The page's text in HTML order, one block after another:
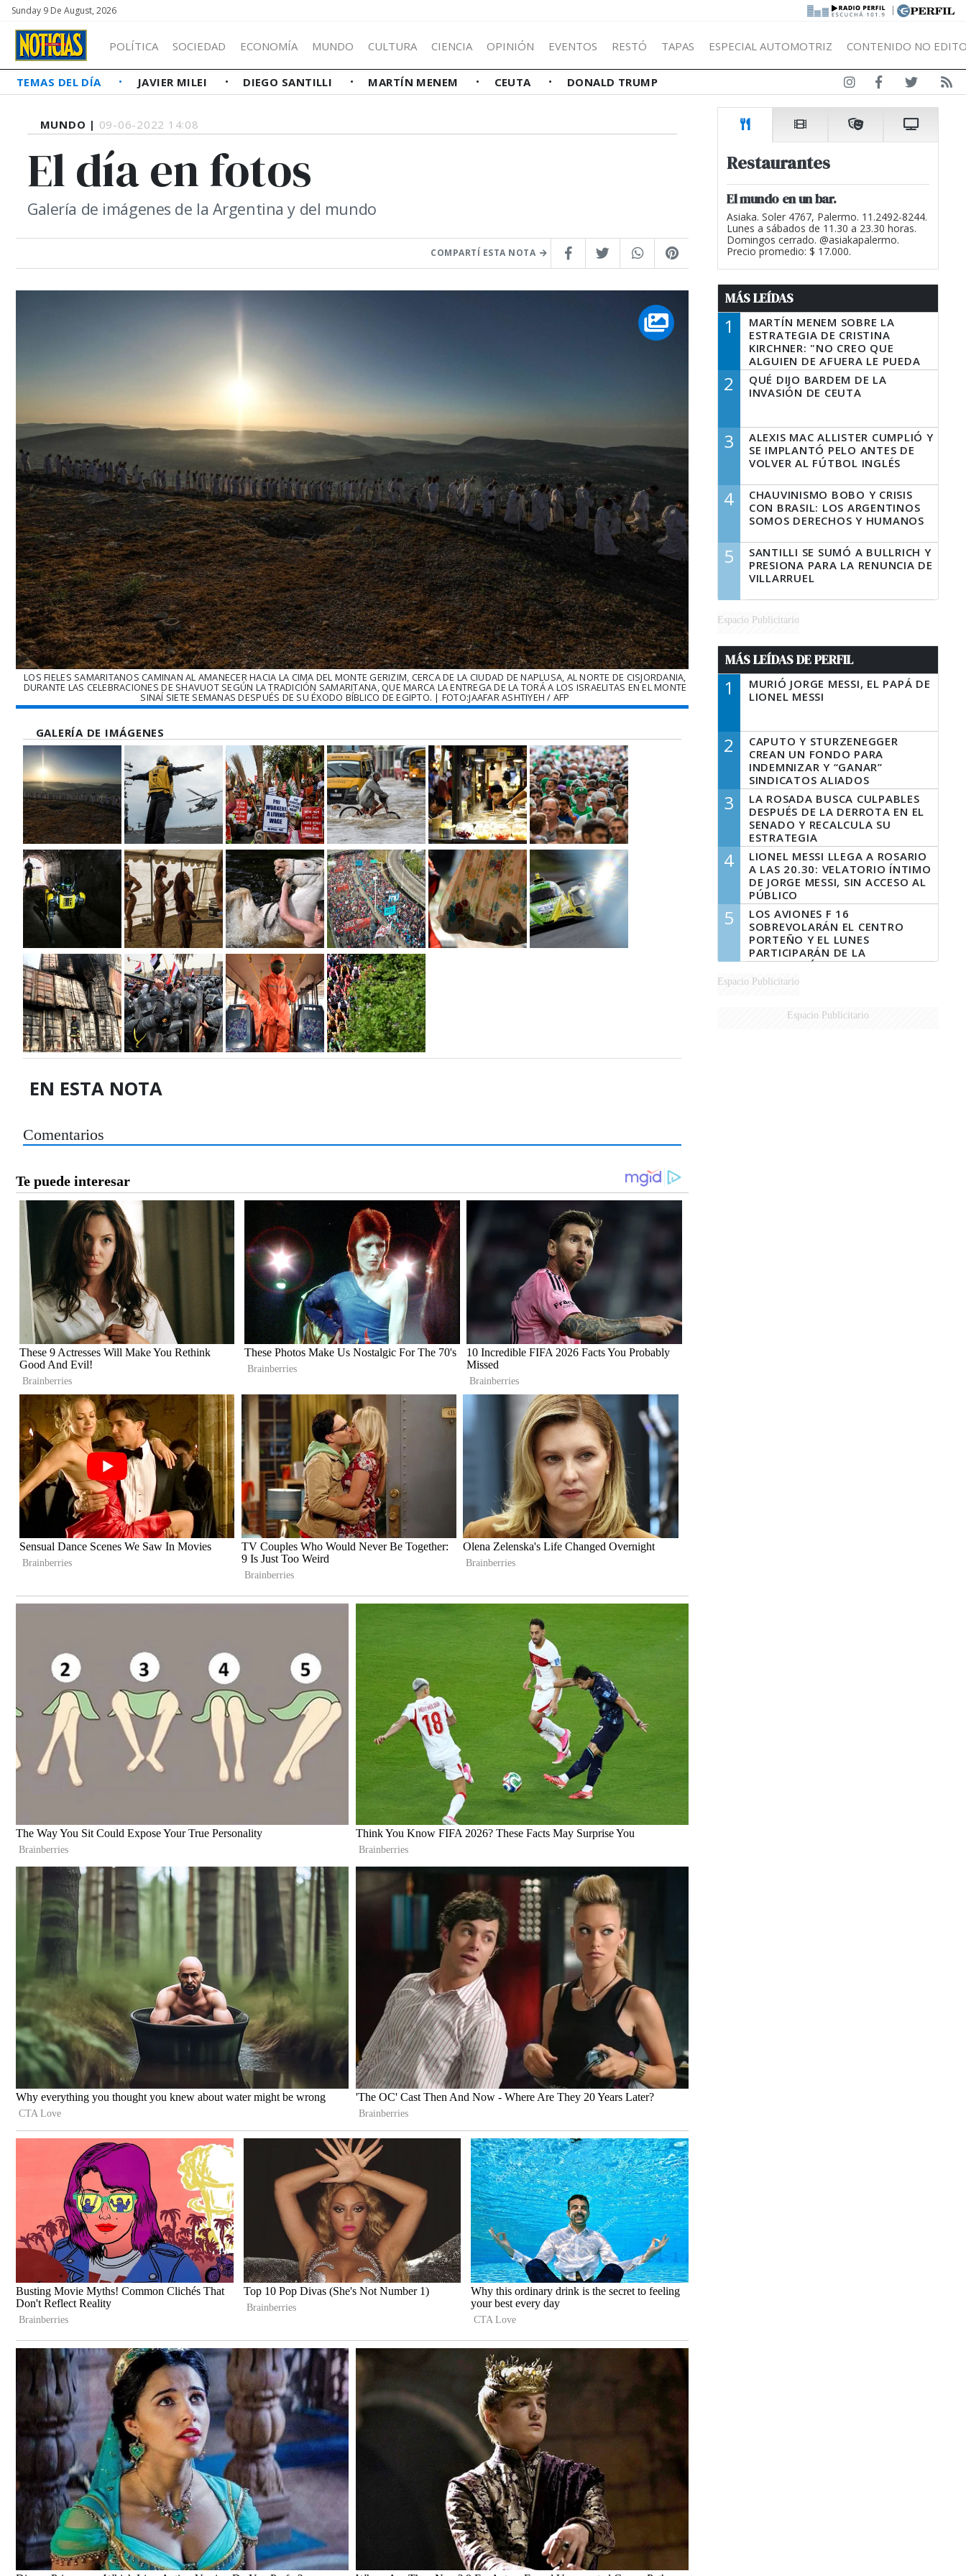
Sunday 9 De August, 2026 |
POLÍTICA SOCIEDAD ECONOMÍA MUNDO CULTURA CIENCIA OPINIÓN EVENTOS RESTÓ TAPAS ESPECIAL AUTOMOTRIZ CONTENIDO NO
TEMAS DEL DÍA JAVIER MILEI DIEGO SANTILLI MARTÍN MENEM CEUTA DONALD TRUMP
MUNDO | 09-06-2022 14:08
El día en fotos
Galería de imágenes de la Argentina y del mundo
COMPARTÍ ESTA NOTA
LOS FIELES SAMARITANOS CAMINAN AL AMANECER HACIA LA CIMA DEL MONTE GERIZIM, CERCA DE LA CIUDAD DE NAPLUSA, AL NORTE DE CISJORDANIA,
DURANTE LAS CELEBRACIONES DE SHAVUOT SEGÚN LA TRADICIÓN SAMARITANA, QUE MARCA LA ENTREGA DE LA TORÁ A LOS ISRAELITAS EN EL MONTE
SINAÍ SIETE SEMANAS DESPUÉS DE SU ÉXODO BÍBLICO DE EGIPTO. | FOTO:JAAFAR ASHTIYEH / AFP
GALERÍA DE IMÁGENES
EN ESTA NOTA
Comentarios
Restaurantes
El mundo en un bar.
Asiaka. Soler 4767, Palermo. 11.2492-8244.
Lunes a sábados de 11.30 a 23.30 horas.
Domingos cerrado. @asiakapalermo.
Precio promedio: $ 17.000.
MÁS LEÍDAS
1
MARTÍN MENEM SOBRE LA
ESTRATEGIA DE CRISTINA
KIRCHNER: "NO CREO QUE
ALGUIEN DE AFUERA LE PUEDA
DECIR A LA JUSTICIA LO QUE
TIENE QUE HACER"
2
QUÉ DIJO BARDEM DE LA
INVASIÓN DE CEUTA
3
ALEXIS MAC ALLISTER CUMPLIÓ Y
SE IMPLANTÓ PELO ANTES DE
VOLVER AL FÚTBOL INGLÉS
4
CHAUVINISMO BOBO Y CRISIS
CON BRASIL: LOS ARGENTINOS
SOMOS DERECHOS Y HUMANOS
5
SANTILLI SE SUMÓ A BULLRICH Y
PRESIONA PARA LA RENUNCIA DE
VILLARRUEL
Espacio Publicitario
MÁS LEÍDAS DE PERFIL
1
MURIÓ JORGE MESSI, EL PAPÁ DE
LIONEL MESSI
2
CAPUTO Y STURZENEGGER
CREAN UN FONDO PARA
INDEMNIZAR Y “GANAR”
SINDICATOS ALIADOS
3
LA ROSADA BUSCA CULPABLES
DESPUÉS DE LA DERROTA EN EL
SENADO Y RECALCULA SU
ESTRATEGIA
4
LIONEL MESSI LLEGA A ROSARIO
A LAS 20.30: VELATORIO ÍNTIMO
DE JORGE MESSI, SIN ACCESO AL
PÚBLICO
5
LOS AVIONES F 16
SOBREVOLARÁN EL CENTRO
PORTEÑO Y EL LUNES
PARTICIPARÁN DE LA
CELEBRACIÓN DE LA FUERZA
AÉREA
Espacio Publicitario
Espacio Publicitario